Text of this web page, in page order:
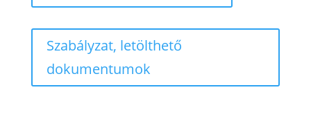
Szabályzat, letölthető
dokumentumok